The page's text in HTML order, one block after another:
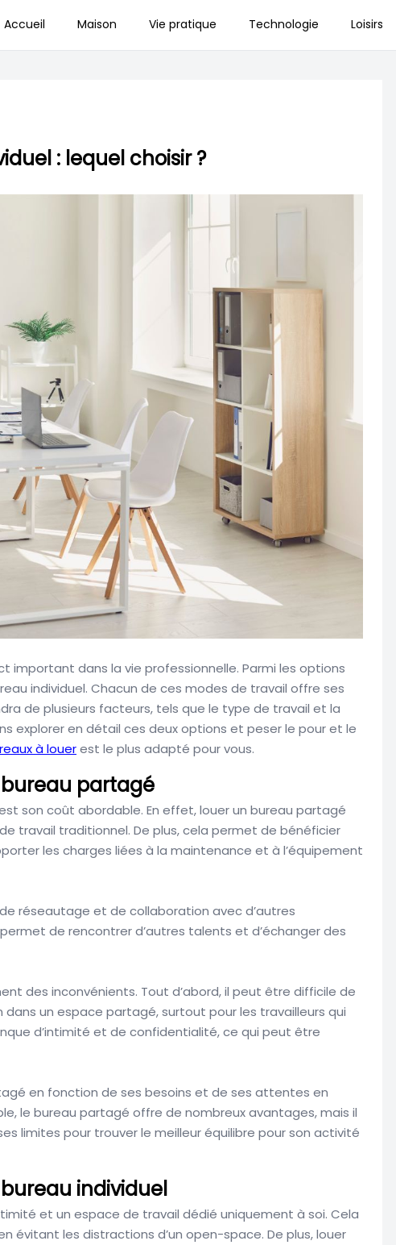
Accueil Maison Vie pratique Technologie Loisirs
: lequel choisir ?
important dans la vie professionnelle. Parmi les options
individuel. Chacun de ces modes de travail offre ses
de plusieurs facteurs, tels que le type de travail et la
explorer en détail ces deux options et peser le pour et le
à louerest le plus adapté pour vous.
partagé
son coût abordable. En effet, louer un bureau partagé
travail traditionnel. De plus, cela permet de bénéficier
les charges liées à la maintenance et à l’équipement
réseautage et de collaboration avec d’autres
de rencontrer d’autres talents et d’échanger des
des inconvénients. Tout d’abord, il peut être difficile de
un espace partagé, surtout pour les travailleurs qui
d’intimité et de confidentialité, ce qui peut être
en fonction de ses besoins et de ses attentes en
le bureau partagé offre de nombreux avantages, mais il
limites pour trouver le meilleur équilibre pour son activité
individuel
et un espace de travail dédié uniquement à soi. Cela
les distractions d’un open-space. De plus, louer